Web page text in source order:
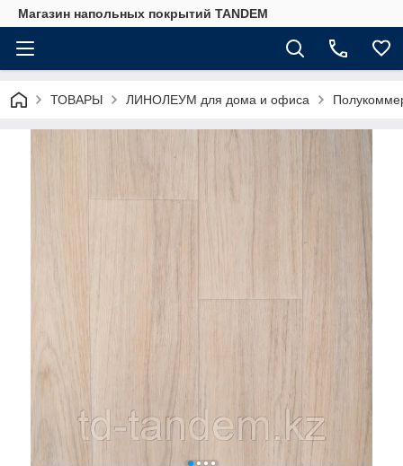
Магазин напольных покрытий TANDEM
ТОВАРЫ ЛИНОЛЕУМ для дома и офиса